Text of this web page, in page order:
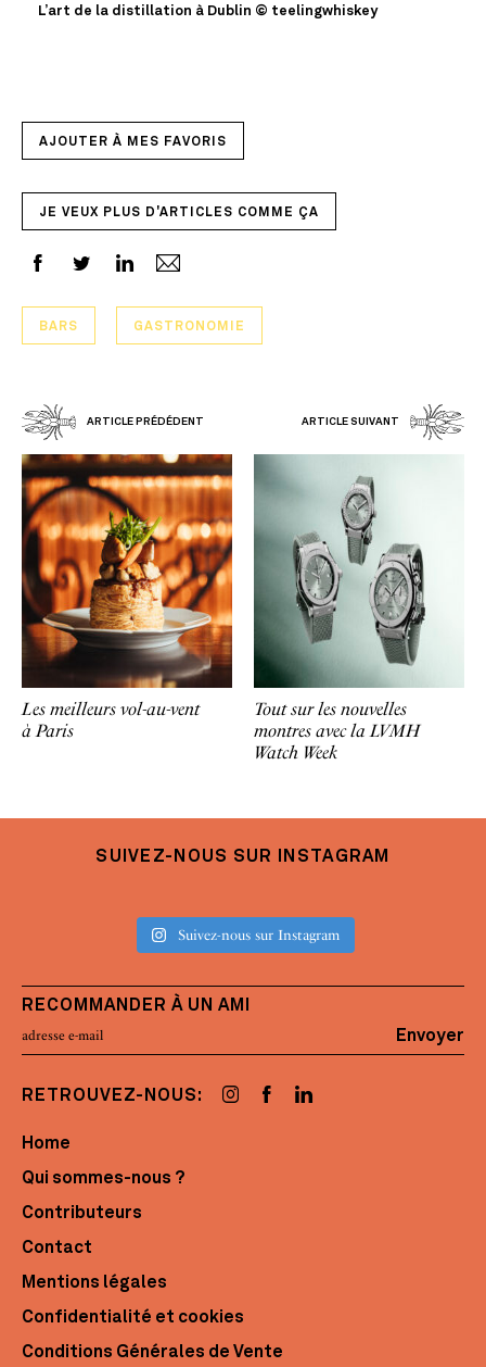
L’art de la distillation à Dublin © teelingwhiskey
AJOUTER À MES FAVORIS
JE VEUX PLUS D'ARTICLES COMME ÇA
BARS GASTRONOMIE
ARTICLE PRÉDÉDENT ARTICLE SUIVANT
Les meilleurs vol-au-vent
à Paris
Tout sur les nouvelles
montres avec la LVMH
Watch Week
SUIVEZ-NOUS SUR INSTAGRAM
Suivez-nous sur Instagram
RECOMMANDER À UN AMI
Envoyer
RETROUVEZ-NOUS:
Home
Qui sommes-nous ?
Contributeurs
Contact
Mentions légales
Confidentialité et cookies
Conditions Générales de Vente